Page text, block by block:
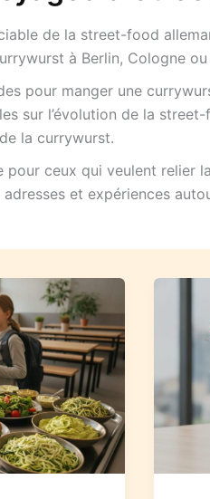
de la street-food
à Berlin, Cologne
pour manger une
sur l’évolution de la
la currywurst.
pour ceux qui veulent relier
et expériences